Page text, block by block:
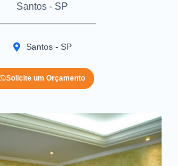
Santos - SP
Santos - SP
Solicite um Orçamento